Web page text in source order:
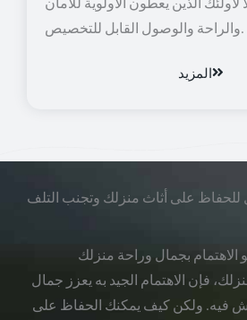
والراحة والوصول القابل للتخصيص.
المزيد
للحفاظ على أثاث منزلك وتجنب التلف
الاهتمام بجمال وراحة منزلك
فإن الاهتمام الجيد به يعزز جمال
فيه. ولكن كيف يمكنك الحفاظ على